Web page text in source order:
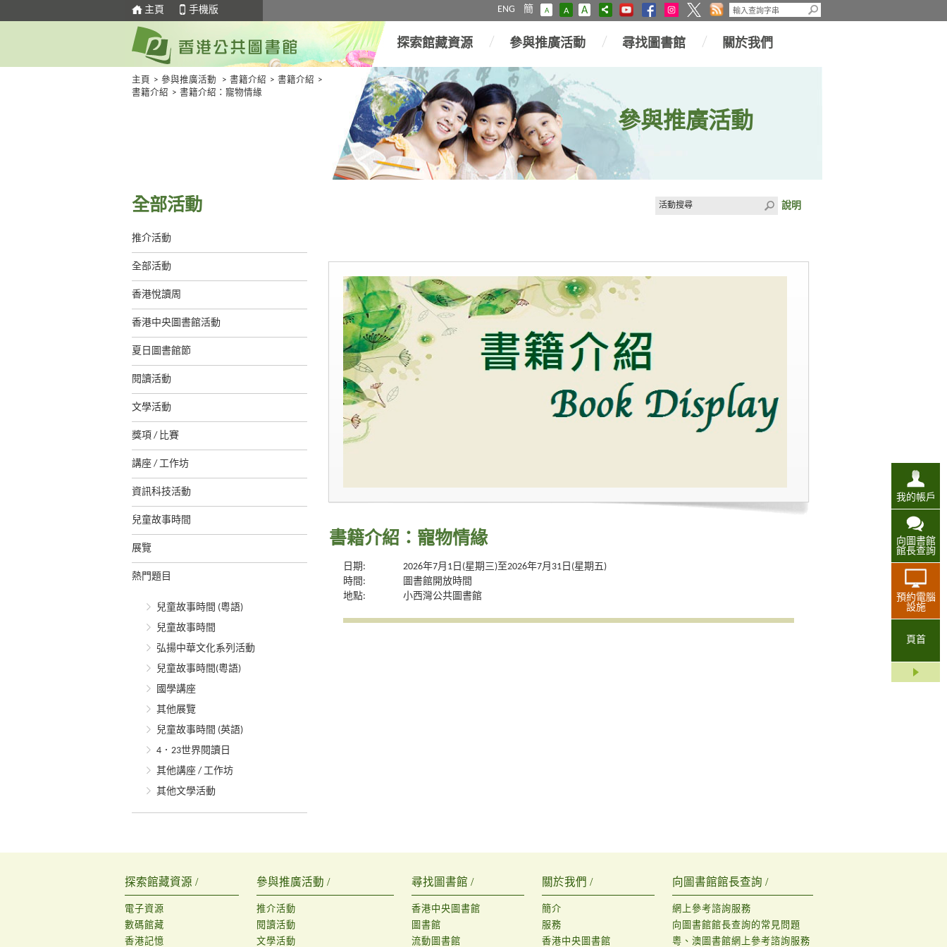
主頁 手機版 ENG 簡 A A A
我的帳戶
向圖書館
館長查詢
預約電腦
設施
頁首
探索館藏資源 參與推廣活動 尋找圖書館 關於我們
主頁 > 參與推廣活動 > 書籍介紹 > 書籍介紹 >
書籍介紹 > 書籍介紹：寵物情緣
參與推廣活動
全部活動
推介活動
全部活動
香港悅讀周
香港中央圖書館活動
夏日圖書館節
閱讀活動
文學活動
獎項 / 比賽
講座 / 工作坊
資訊科技活動
兒童故事時間
展覽
熱門題目
兒童故事時間 (粵語)
兒童故事時間
弘揚中華文化系列活動
兒童故事時間(粵語)
國學講座
其他展覽
兒童故事時間 (英語)
4．23世界閱讀日
其他講座 / 工作坊
其他文學活動
說明
書籍介紹：寵物情緣
日期:
2026年7月1日(星期三)至2026年7月31日(星期五)
時間:
圖書館開放時間
地點:
小西灣公共圖書館
探索館藏資源 /
電子資源
數碼館藏
香港記憶
參與推廣活動 /
推介活動
閱讀活動
文學活動
尋找圖書館 /
香港中央圖書館
圖書館
流動圖書館
關於我們 /
簡介
服務
香港中央圖書館
向圖書館館長查詢 /
網上參考諮詢服務
向圖書館館長查詢的常見問題
粵、澳圖書館網上參考諮詢服務